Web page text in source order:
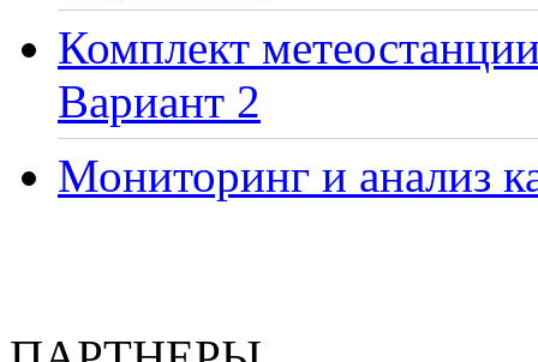
Комплект
Вариант 2
Мониторинг и анализ